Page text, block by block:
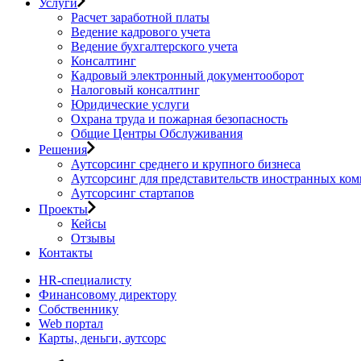
Услуги
Расчет заработной платы
Ведение кадрового учета
Ведение бухгалтерского учета
Консалтинг
Кадровый электронный документооборот
Налоговый консалтинг
Юридические услуги
Охрана труда и пожарная безопасность
Общие Центры Обслуживания
Решения
Аутсорсинг среднего и крупного бизнеса
Аутсорсинг для представительств иностранных
Аутсорсинг стартапов
Проекты
Кейсы
Отзывы
Контакты
HR-специалисту
Финансовому директору
Собственнику
Web портал
Карты, деньги, аутсорс